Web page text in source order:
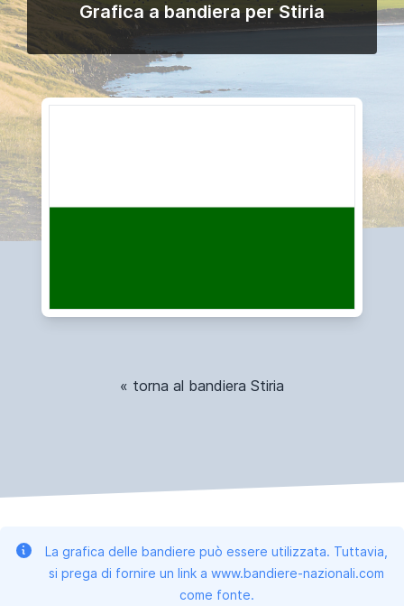
Grafica a bandiera per Stiria
« torna al bandiera Stiria
La grafica delle bandiere può essere utilizzata. Tuttavia,
si prega di fornire un link a www.bandiere-nazionali.com
come fonte.